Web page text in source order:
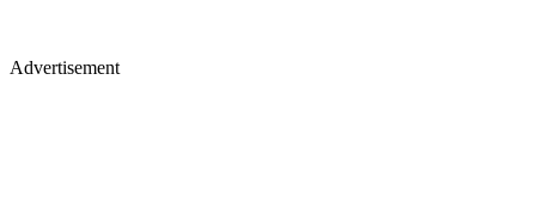
Advertisement